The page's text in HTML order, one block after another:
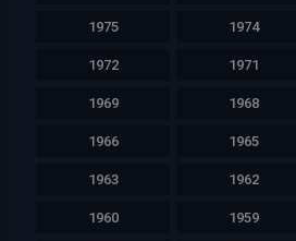
1975 1974
1972 1971
1969 1968
1966 1965
1963 1962
1960 1959